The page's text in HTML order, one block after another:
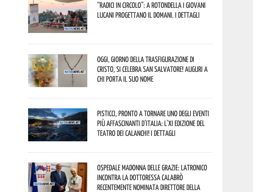
“Radici in Circolo”: a Rotondella i giovani
lucani progettano il domani. I dettagli
Oggi, giorno della Trasfigurazione di
Cristo, si celebra San Salvatore! Auguri a
chi porta il suo nome
Pisticci, pronto a tornare uno degli eventi
più affascinanti d’Italia: l’XI edizione del
Teatro dei Calanchi! I dettagli
Ospedale Madonna delle Grazie: Latronico
incontra la dottoressa Calabrò
recentemente nominata Direttore della